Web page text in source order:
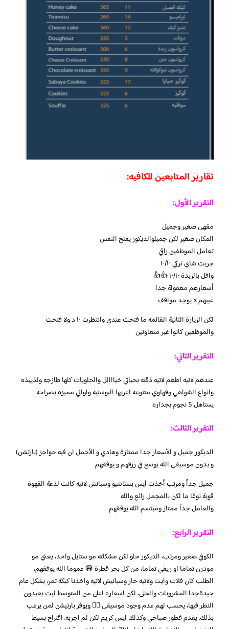
تقارير المتابعين للكافيه:
التقرير الأول:
مقهى صغير وجميل
المكان صغير لكن جميلوالديكور يفتح النفس
تعامل الموظفين راقي
جربت شاي تركي ١٠/١٠
وافل بالزبدة ١٠/١٠ 👍👍
أسعارهم معقولة جدا
عيبهم لا يوجد مواقف
لكن الزيارة الثانية القائمة ما فتحت عندي وانتظرت ١٠ د ولا فتحت
والموظفين كانوا غير متعاونين
التقرير الثاني:
عندهم لاتيه اطعم لاتيه ذقته بحياتي خيااالل والحلويات كلها طازجه ولذييذه
وانواع الشواهي وقهاوي متنوعه اغربها البوسنيه واواني مميزه بصراحه
يستاهل 5 نجوم بجداره
التقرير الثالث:
الديكور جميل و الأسعار جدا ممتازة وهادي و الأجمل ان فيه حواجز (بارتشن)
و بدون موسيقى الله يوسع في رزقهم و يوفقهم
جميل جداً ومرتب أخذت آيس بستاشيو وسبانش لاتيه كانت لذعة القهوة
قوية نوعًا ما لكن بالمجمل رائع والله
والعامل جداً ممتاز ومبتسم الله يوفقهم
التقرير الرابع:
الكوفي صغير ومرتب، الديكور حلو لكن مشكلته مو ستايل واحد، يعني مو
مودرن تماما او ريفي تماما، من كل بحر قطرة 😅 عموما الله يوفقهم،
الطلب كان فلات وايت ولاتيه حار وسبانيش لاتيه واخذنا كيكة تمر، بشكل عام
جيدةجدا المشروبات والحلى، لكن اسعاره اعلى من المتوسط ليت يعيدون
النظر فيها، يحسب لهم عدم وجود موسيقى 👍🏽 ويوفر بارتيشن لمن يرغب
بذلك. يقدم فطور صباحي وكذلك ايس كريم لكن لم اجربه. اقتراح بسيط